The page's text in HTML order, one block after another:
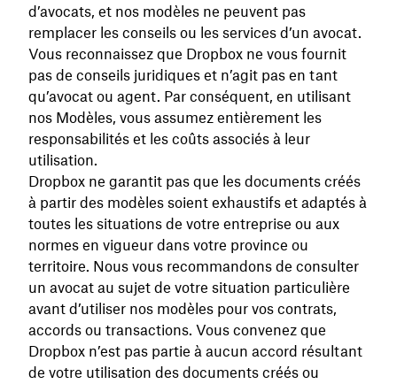
d’avocats, et nos modèles ne peuvent pas
remplacer les conseils ou les services d’un avocat.
Vous reconnaissez que Dropbox ne vous fournit
pas de conseils juridiques et n’agit pas en tant
qu’avocat ou agent. Par conséquent, en utilisant
nos Modèles, vous assumez entièrement les
responsabilités et les coûts associés à leur
utilisation.
Dropbox ne garantit pas que les documents créés
à partir des modèles soient exhaustifs et adaptés à
toutes les situations de votre entreprise ou aux
normes en vigueur dans votre province ou
territoire. Nous vous recommandons de consulter
un avocat au sujet de votre situation particulière
avant d’utiliser nos modèles pour vos contrats,
accords ou transactions. Vous convenez que
Dropbox n’est pas partie à aucun accord résultant
de votre utilisation des documents créés ou